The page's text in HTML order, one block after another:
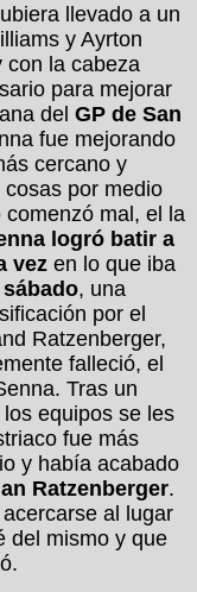
llevado a un
y Ayrton
con la cabeza
para mejorar
del GP de San
fue mejorando
cercano y
por medio
mal, el la
logró batir a
vez en lo que iba
, una
por el
Ratzenberger,
falleció, el
Tras un
equipos se les
fue más
y había acabado
Ratzenberger.
al lugar
del mismo y que